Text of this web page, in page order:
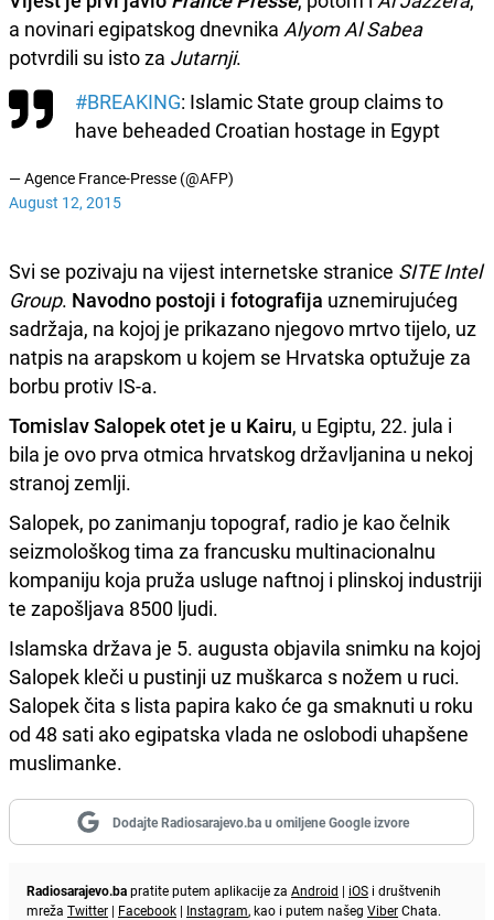
a novinari egipatskog dnevnika Alyom Al Sabea
potvrdili su isto za Jutarnji.
#BREAKING: Islamic State group claims to
have beheaded Croatian hostage in Egypt
— Agence France-Presse (@AFP)
August 12, 2015
Svi se pozivaju na vijest internetske stranice SITE Intel
Group. Navodno postoji i fotografija uznemirujućeg
sadržaja, na kojoj je prikazano njegovo mrtvo tijelo, uz
natpis na arapskom u kojem se Hrvatska optužuje za
borbu protiv IS-a.
Tomislav Salopek otet je u Kairu, u Egiptu, 22. jula i
bila je ovo prva otmica hrvatskog državljanina u nekoj
stranoj zemlji.
Salopek, po zanimanju topograf, radio je kao čelnik
seizmološkog tima za francusku multinacionalnu
kompaniju koja pruža usluge naftnoj i plinskoj industriji
te zapošljava 8500 ljudi.
Islamska država je 5. augusta objavila snimku na kojoj
Salopek kleči u pustinji uz muškarca s nožem u ruci.
Salopek čita s lista papira kako će ga smaknuti u roku
od 48 sati ako egipatska vlada ne oslobodi uhapšene
muslimanke.
Dodajte Radiosarajevo.ba u omiljene Google izvore
Radiosarajevo.bapratite putem aplikacije za Android | iOS i društvenih
mreža Twitter | Facebook | Instagram, kao i putem našeg ViberChata.